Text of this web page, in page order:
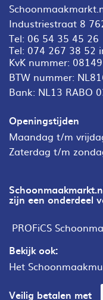
Industriestraat 8
Tel: 06 54 35 45 26
Tel: 074 267 38 52
KvK nummer:
BTW nummer:
Bank: NL13 RABO
Openingstijden
Maandag t/m
Zaterdag t/m
zijn een onderdeel
PROFiCS
Bekijk ook:
Het
Veilig betalen met